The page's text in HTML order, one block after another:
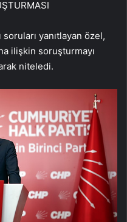
soruları yanıtlayan özel,
ilişkin soruşturmayı
niteledi.